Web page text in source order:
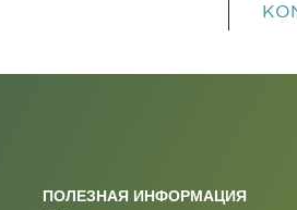
ПОЛЕЗНАЯ ИНФОРМАЦИЯ